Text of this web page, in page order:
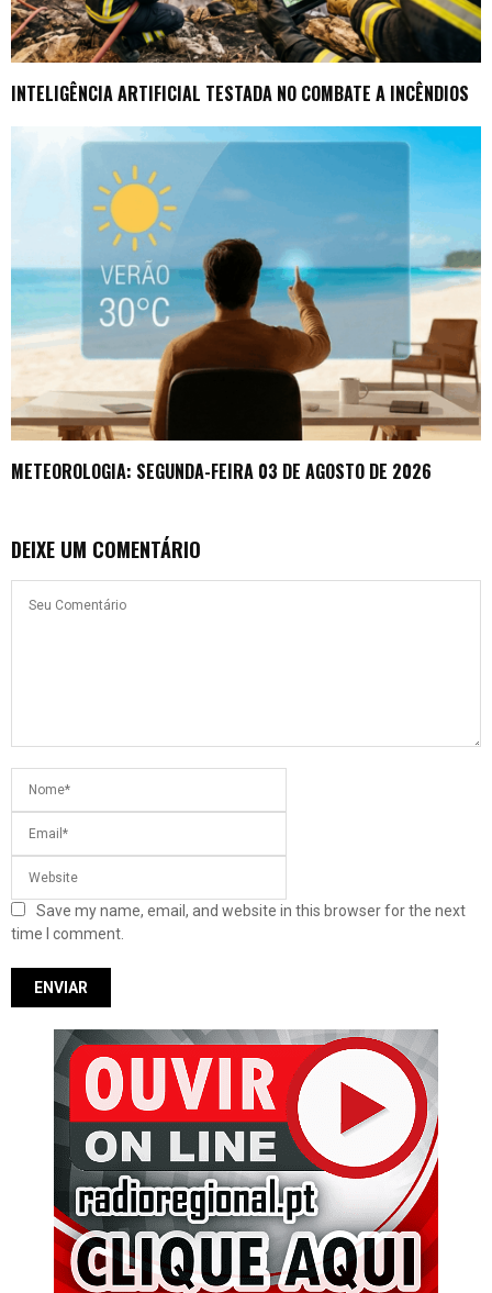
INTELIGÊNCIA ARTIFICIAL TESTADA NO COMBATE A INCÊNDIOS
METEOROLOGIA: SEGUNDA-FEIRA 03 DE AGOSTO DE 2026
DEIXE UM COMENTÁRIO
Save my name, email, and website in this browser for the next
time I comment.